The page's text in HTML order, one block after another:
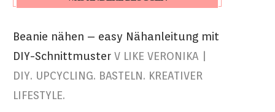
Beanie nähen – easy Nähanleitung mit
DIY-Schnittmuster V LIKE VERONIKA |
DIY. UPCYCLING. BASTELN. KREATIVER
LIFESTYLE.